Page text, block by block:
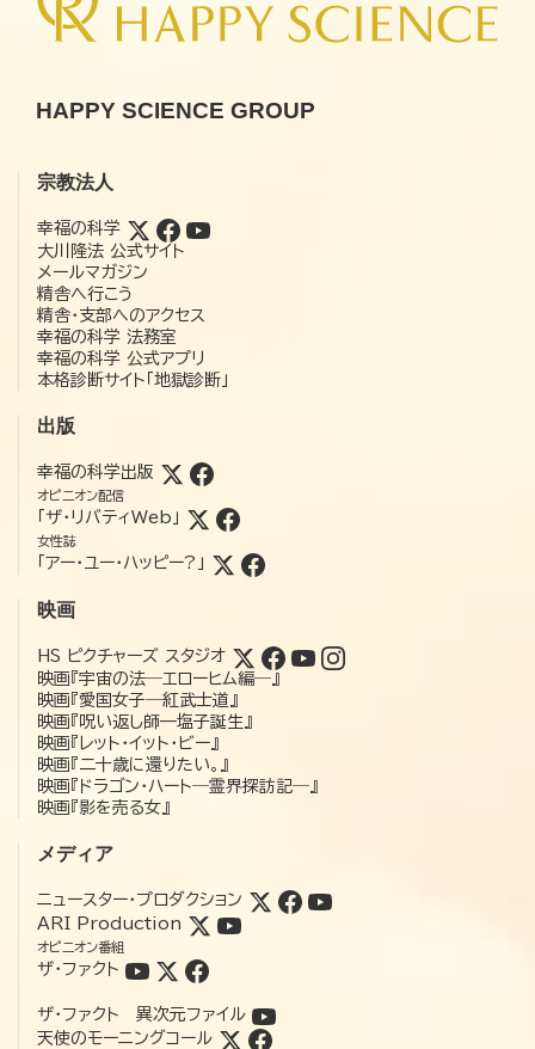
HAPPY SCIENCE GROUP
宗教法人
幸福の科学
大川隆法 公式サイト
メールマガジン
精舎へ行こう
精舎・支部へのアクセス
幸福の科学 法務室
幸福の科学 公式アプリ
本格診断サイト「地獄診断」
出版
幸福の科学出版
オピニオン配信
「ザ・リバティWeb」
女性誌
「アー・ユー・ハッピー?」
映画
HS ピクチャーズ スタジオ
映画『宇宙の法―エローヒム編―』
映画『愛国女子―紅武士道』
映画『呪い返し師—塩子誕生』
映画『レット・イット・ビー』
映画『二十歳に還りたい。』
映画『ドラゴン・ハート―霊界探訪記―』
映画『影を売る女』
メディア
ニュースター・プロダクション
ARI Production
オピニオン番組
ザ・ファクト
ザ・ファクト 異次元ファイル
天使のモーニングコール